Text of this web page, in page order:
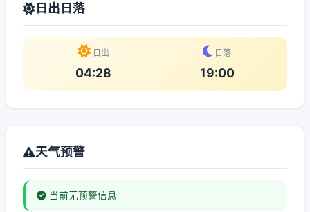
日出日落
日出
04:28
日落
19:00
天气预警
当前无预警信息